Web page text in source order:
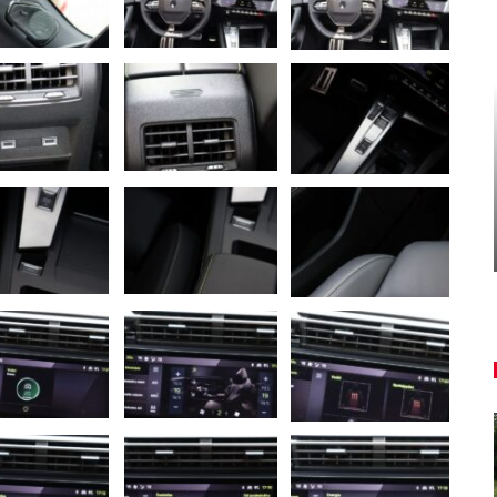
CESTOVANIE
Reportáž: Renaultom Trafic
z najvyšších hôr na najkratšie…
Peter varga aug 6, 2026